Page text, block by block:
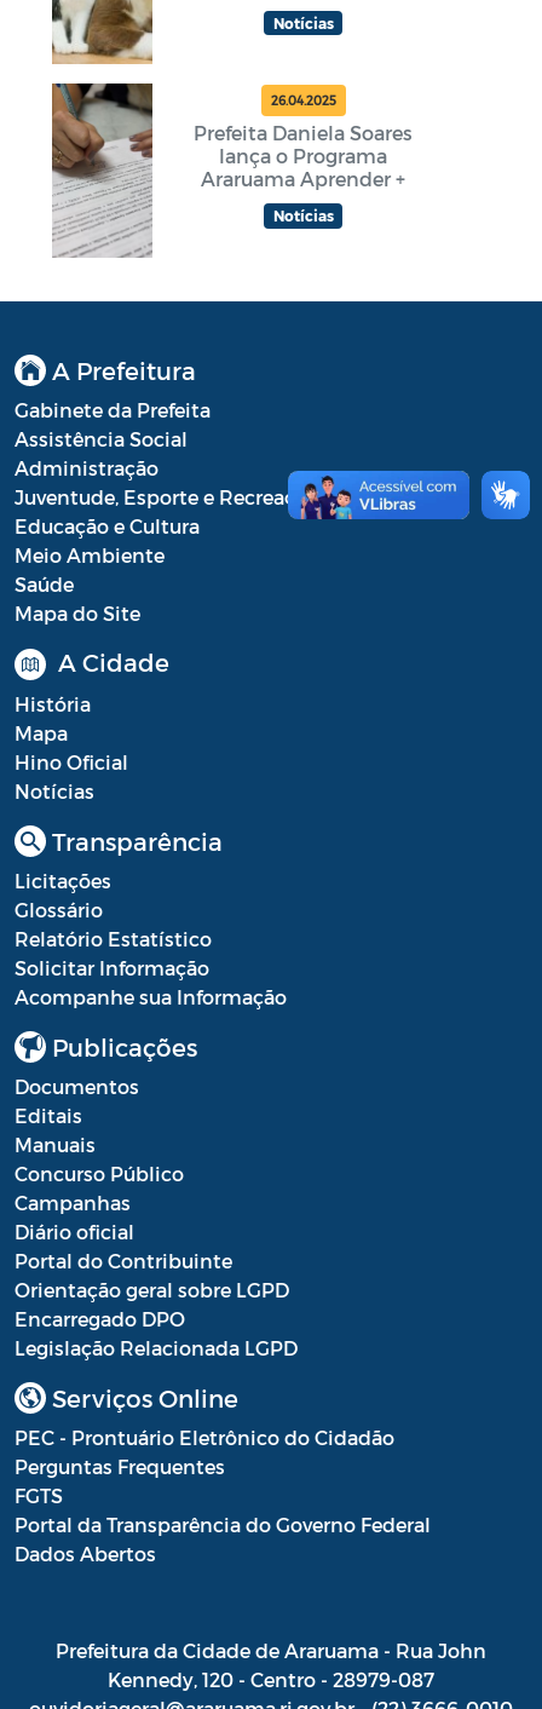
Notícias
26.04.2025
Prefeita Daniela Soares
lança o Programa
Araruama Aprender +
Notícias
A Prefeitura
Gabinete da Prefeita
Assistência Social
Administração
Juventude, Esporte e Recreação
Educação e Cultura
Meio Ambiente
Saúde
Mapa do Site
A Cidade
História
Mapa
Hino Oficial
Notícias
Transparência
Licitações
Glossário
Relatório Estatístico
Solicitar Informação
Acompanhe sua Informação
Publicações
Documentos
Editais
Manuais
Concurso Público
Campanhas
Diário oficial
Portal do Contribuinte
Orientação geral sobre LGPD
Encarregado DPO
Legislação Relacionada LGPD
Serviços Online
PEC - Prontuário Eletrônico do Cidadão
Perguntas Frequentes
FGTS
Portal da Transparência do Governo Federal
Dados Abertos
Prefeitura da Cidade de Araruama - Rua John
Kennedy, 120 - Centro - 28979-087